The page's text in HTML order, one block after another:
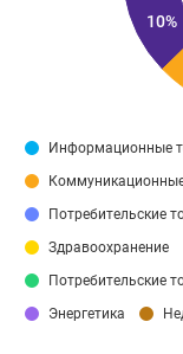
10%
Информационные
Коммуникационные
Потребительские
Здравоохранение
Потребительские
Энергетика